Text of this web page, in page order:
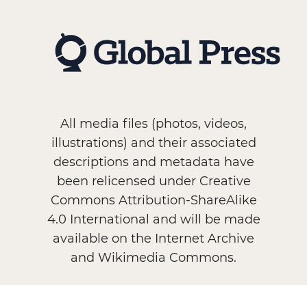
All media files (photos, videos,
illustrations) and their associated
descriptions and metadata have
been relicensed under Creative
Commons Attribution-ShareAlike
4.0 International and will be made
available on the Internet Archive
and Wikimedia Commons.